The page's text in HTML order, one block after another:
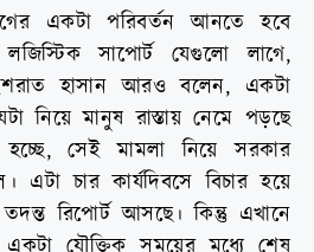
একটা পরিবর্তন আনতে হবে
সাপোর্ট যেগুলো লাগে,
হাসান আরও বলেন, একটা
নিয়ে মানুষ রাস্তায় নেমে পড়ছে
সেই মামলা নিয়ে সরকার
চার কার্যদিবসে বিচার হয়ে
তদন্ত রিপোর্ট আসছে। কিন্তু এখানে